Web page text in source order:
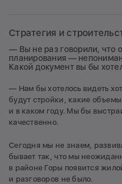
Стратегия и
— Вы не раз говорили, что
планирования —
Какой документ вы бы
— Нам бы хотелось видеть
будут стройки, какие
и в каком году. Мы бы
качественно.
Сегодня мы не знаем,
бывает так, что мы
в районе Горы появится
и разговоров не было.